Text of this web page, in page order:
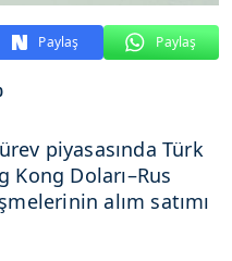
Paylaş Paylaş
piyasasında Türk
Kong Doları–Rus
alım satımı